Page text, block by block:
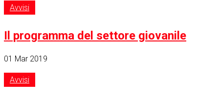
Avvisi
Il programma del settore giovanile
01 Mar 2019
Avvisi